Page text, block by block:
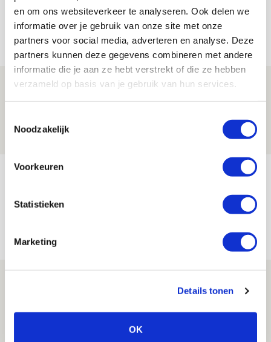
en om ons websiteverkeer te analyseren. Ook delen we
informatie over je gebruik van onze site met onze
partners voor social media, adverteren en analyse. Deze
partners kunnen deze gegevens combineren met andere
informatie die je aan ze hebt verstrekt of die ze hebben
verzameld op basis van je gebruik van hun services.
Noodzakelijk
Voorkeuren
Statistieken
Marketing
Details tonen
OK
Net binnen //
Brandt: ‘Ajax en Cruijff bleven door
mijn hoofd spoken’
Míchel geeft blessure-update en
aanwinsten
NIEUWS
Europees treffen met Shelbourne
07 AUGUSTUS 2026 - 09:00